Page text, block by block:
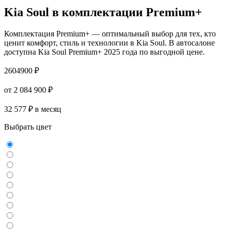
Kia Soul в комплектации Premium+
Комплектация Premium+ — оптимальный выбор для тех, кто
ценит комфорт, стиль и технологии в Kia Soul. В автосалоне
доступна Kia Soul Premium+ 2025 года по выгодной цене.
2604900 ₽
от 2 084 900 ₽
32 577 ₽ в месяц
Выбрать цвет